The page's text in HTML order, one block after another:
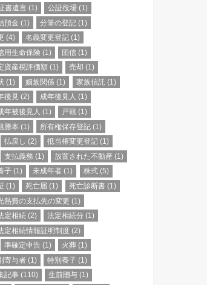
書遺言 (1) 公証役場 (1)
預金 (1) 分筆の登記 (1)
(4) 名義変更登記 (1)
用生命保険 (1) 団信 (1)
資産税評価額 (1) 売却 (1)
(1) 姻族関係 (1) 家族信託(1)
後見 (2) 成年後見人 (1)
年被後見人 (1) 戸籍 (1)
謄本 (1) 所有権保存登記 (1)
払戻し (2) 抵当権変更登記 (1)
支払義務 (1) 放置された不動産 (1)
子 (1) 未成年者 (1) 株式(5)
(1) 死亡届 (1) 死亡診断書(1)
熱費の支払先の変更 (1)
定相続 (2) 法定相続分 (1)
定相続情報証明制度 (2)
準確定申告 (1) 火葬 (1)
寄与者 (1) 特別養子 (1)
記事 (110) 生前贈与 (1)